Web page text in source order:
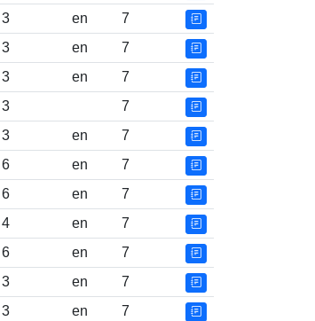
3 en
7
3 en
7
3 en
7
3
7
3 en
7
6 en
7
6 en
7
4 en
7
6 en
7
3 en
7
3 en 7